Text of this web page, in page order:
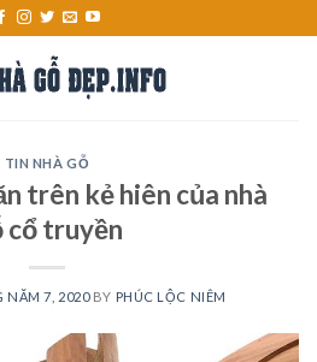
TIN NHÀ GỖ
trên kẻ hiên của nhà
cổ truyền
NĂM 7, 2020BY PHÚC LỘC NIÊM